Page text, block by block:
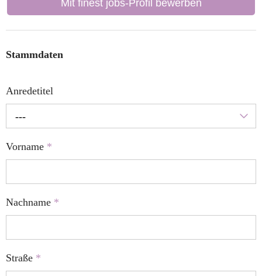
Mit finest jobs-Profil bewerben
Stammdaten
Anredetitel
---
Vorname *
Nachname *
Straße *